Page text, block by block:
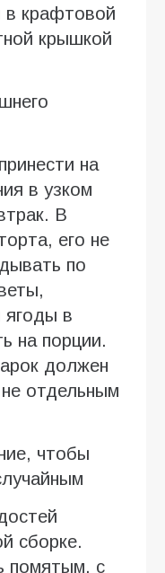
в крафтовой
крышкой
на
в узком
В
его не
по
в
на порции.
должен
отдельным
чтобы
сборке.
помятым, с